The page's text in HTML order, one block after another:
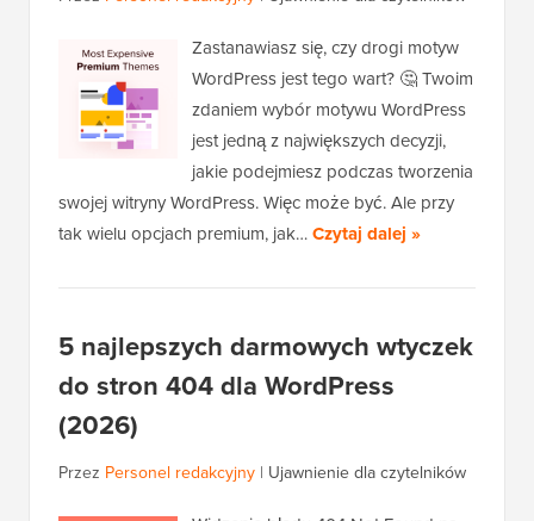
Zastanawiasz się, czy drogi motyw
WordPress jest tego wart? 🤔 Twoim
zdaniem wybór motywu WordPress
jest jedną z największych decyzji,
jakie podejmiesz podczas tworzenia
swojej witryny WordPress. Więc może być. Ale przy
tak wielu opcjach premium, jak…Czytaj dalej »
5 najlepszych darmowych wtyczek
do stron 404 dla WordPress
(2026)
Przez Personel redakcyjny | Ujawnienie dla czytelników